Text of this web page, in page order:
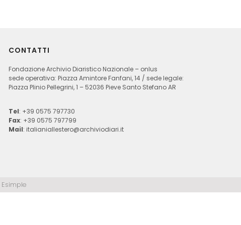
CONTATTI
Fondazione Archivio Diaristico Nazionale – onlus
sede operativa: Piazza Amintore Fanfani, 14 / sede legale:
Piazza Plinio Pellegrini, 1 – 52036 Pieve Santo Stefano AR
Tel: +39 0575 797730
Fax: +39 0575 797799
Mail: italianiallestero@archiviodiari.it
Esimple